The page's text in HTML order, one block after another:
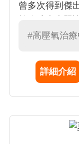
曾多次得到傑
肺部感染症。
部病灶診斷亦
壓氧治療中心
#高壓氧治
詳細介紹